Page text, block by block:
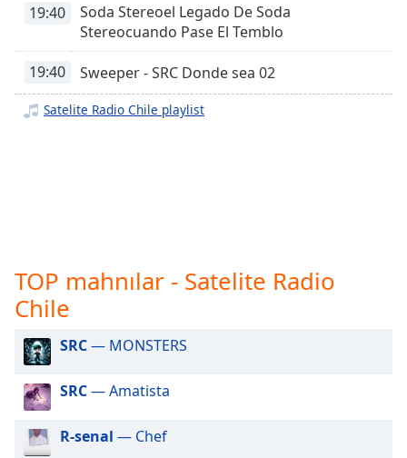
Descriptions
opens
subtitles
settings
dialog
subtitles
off
selected
Audio
Track
19:40
Soda Stereoel Legado De Soda
Stereocuando Pase El Temblo
19:40 Sweeper - SRC Donde sea 02
Satelite Radio Chile playlist
TOP mahnılar - Satelite Radio
Chile
SRC— MONSTERS
SRC— Amatista
R-senal — Chef